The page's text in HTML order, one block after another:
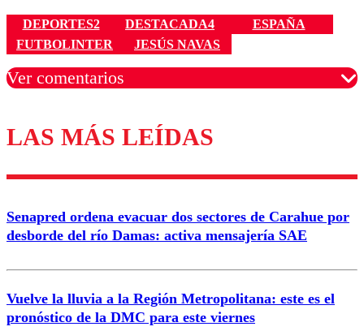
DEPORTES2 DESTACADA4
ESPAÑA
FUTBOLINTER
JESÚS NAVAS
Ver comentarios
Los comentarios son moderados para garantizar un
diálogo respetuoso.
Correo
Enviar comentario
LAS MÁS LEÍDAS
Senapred ordena evacuar dos sectores de Carahue por
desborde del río Damas: activa mensajería SAE
Vuelve la lluvia a la Región Metropolitana: este es el
pronóstico de la DMC para este viernes